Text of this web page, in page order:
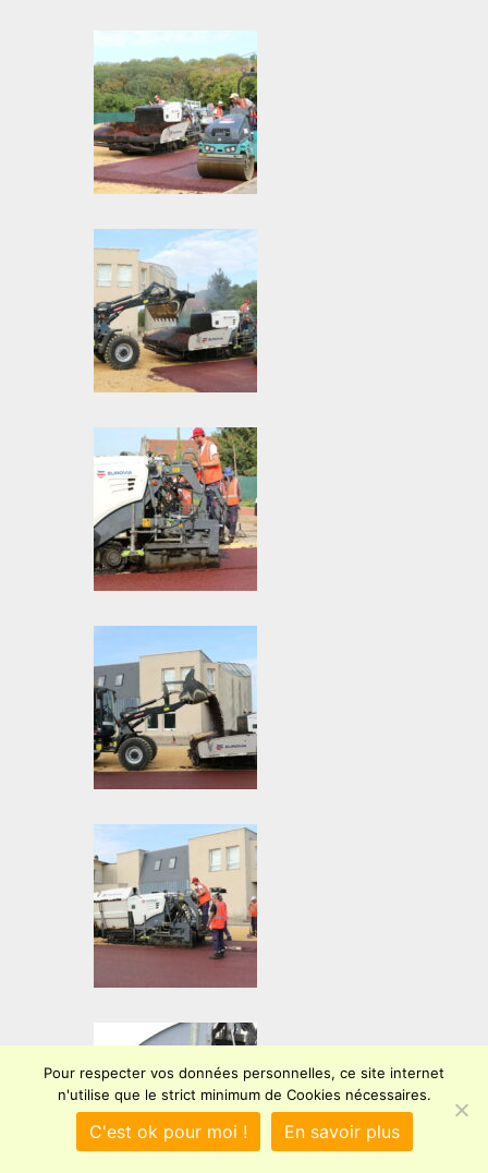
Pour respecter vos données personnelles, ce site internet
n'utilise que le strict minimum de Cookies nécessaires.
C'est ok pour moi ! En savoir plus